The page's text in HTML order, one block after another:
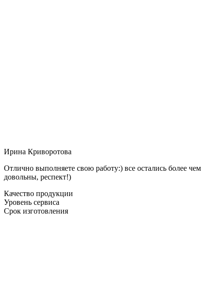
Ирина Криворотова
Отлично выполняете свою работу:) все остались более чем
довольны, респект!)
Качество продукции
Уровень сервиса
Срок изготовления